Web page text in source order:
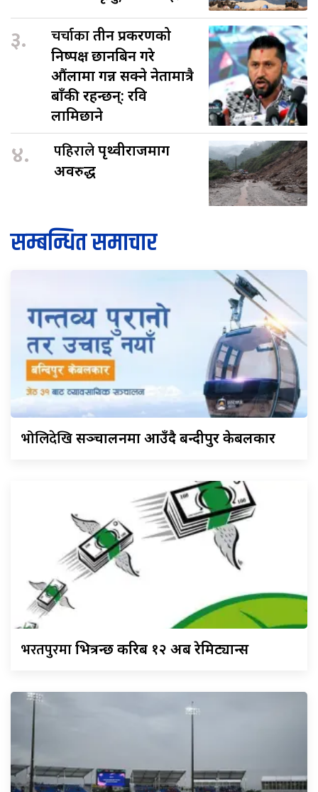
३. चर्चाकातीन प्रकरणको
निष्पक्ष छानबिन गरे
औंलामा गन्न सक्ने नेतामात्रै
बाँकी रहन्छन्: रवि
लामिछाने
४. पहिरालेपृथ्वीराजमार्ग
अवरुद्ध
सम्बन्धित समाचार
भोलिदेखिसञ्चालनमा आउँदै बन्दीपुर केबलकार
भरतपुरमाभित्रन्छ करिब १२ अर्ब रेमिट्यान्स